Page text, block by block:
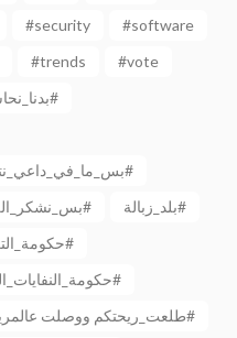
#security
#software
#trends
#vote
بدنا_نحاسب#
بس_ما_في_داعي_نتحرك_البلد_ماشي_وعاجقة_عفسوح#
بس_نشكر_الله_من_عنا_التبولة_والحمص_بطحينة#
بلد_زبالة#
حكومة_التزوير_والفساد#
حكومة_النفايات_الوطنية#
طلعت_ريحتكم ووصلت عالمريخ#